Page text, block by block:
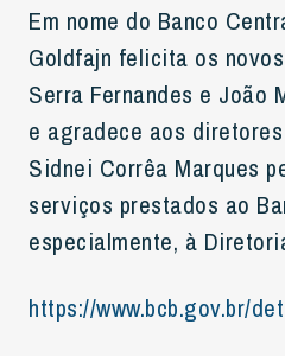
Em nome do Banco
Goldfajn felicita os
Serra Fernandes e João
e agradece aos
Sidnei Corrêa Marques
serviços prestados ao
especialmente, à
https://www.bcb.gov.br/